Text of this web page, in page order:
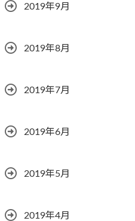
2019年9月
2019年8月
2019年7月
2019年6月
2019年5月
2019年4月